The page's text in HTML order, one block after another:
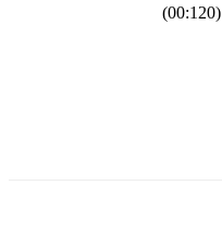
(00:
120
)